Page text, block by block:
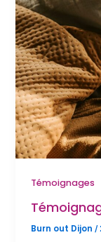
Témoignages
Burn out Dijon/